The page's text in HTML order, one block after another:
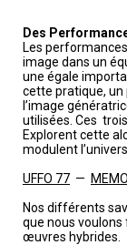
Des
Les
image dans un
une égale
cette pratique, un
l’image
utilisées. Ces
Explorent cette
modulent
UFFO 77 —
Nos différents
que nous voulons
œuvres hybrides.